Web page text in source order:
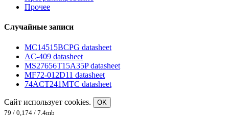
Прочее
Случайные записи
MC14515BCPG datasheet
AC-409 datasheet
MS27656T15A35P datasheet
MF72-012D11 datasheet
74ACT241MTC datasheet
Сайт использует cookies.
OK
79 / 0,174 / 7.4mb